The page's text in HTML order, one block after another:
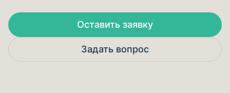
Оставить заявку
Задать вопрос